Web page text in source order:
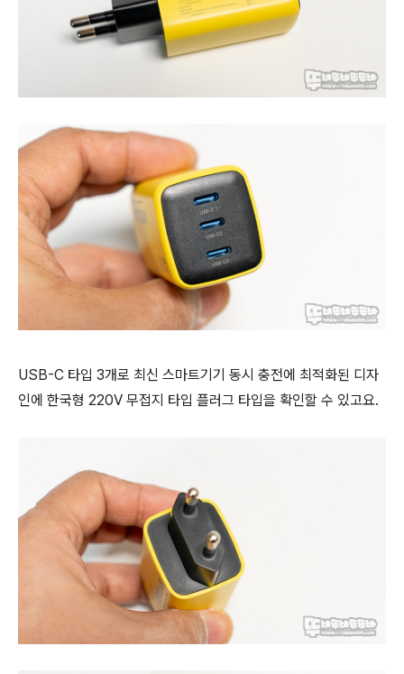
USB-C 타입 3개로 최신 스마트기기 동시 충전에 최적화된 디자
인에 한국형 220V 무접지 타입 플러그 타입을 확인할 수 있고요.